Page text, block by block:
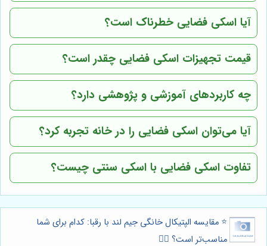
آیا اسکی فضایی خطرناک است؟
قیمت تجهیزات اسکی فضایی چقدر است؟
چه کاربردهای آموزشی و پژوهشی دارد؟
آیا می‌توان اسکی فضایی را در خانه تجربه کرد؟
تفاوت اسکی فضایی با اسکی سنتی چیست؟
⭐️ مقایسه الپتیکال خانگی جیم لند با رقبا: کدام برای شما
مناسب‌تر است؟ 🏃‍♀️